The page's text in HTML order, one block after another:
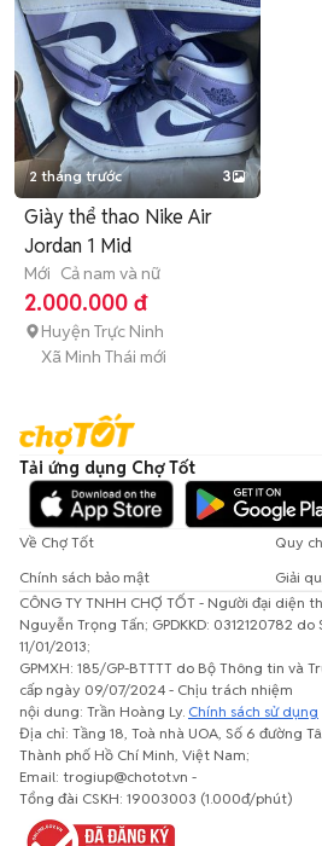
2 tháng trước 3
Giày thể thao Nike Air
Jordan 1 Mid
Mới Cả nam và nữ
2.000.000 đ
Huyện Trực Ninh
Xã Minh Thái mới
Tải ứng dụng Chợ Tốt
Về Chợ Tốt
Quy
Chính sách bảo mật
Giải
CÔNG TY TNHH CHỢ TỐT - Người đại diện
Nguyễn Trọng Tấn; GPDKKD: 0312120782 do
11/01/2013;
GPMXH: 185/GP-BTTTT do Bộ Thông tin và
cấp ngày 09/07/2024 - Chịu trách nhiệm
nội dung: Trần Hoàng Ly. Chính sách sử dụng
Địa chỉ: Tầng 18, Toà nhà UOA, Số 6 đường
Thành phố Hồ Chí Minh, Việt Nam;
Email: trogiup@chotot.vn -
Tổng đài CSKH: 19003003 (1.000đ/phút)